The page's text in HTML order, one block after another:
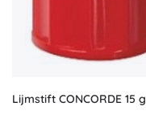
Lijmstift CONCORDE 15 g